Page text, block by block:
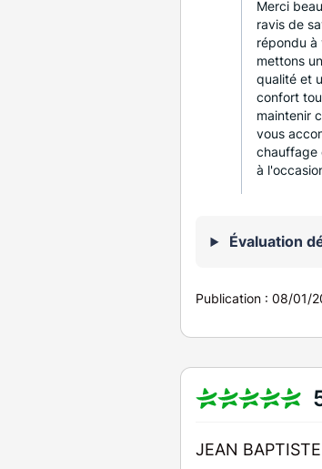
Merci
ravis de
répondu à
mettons
qualité et
confort
maintenir
vous
chauffage
à
Évaluation
Publication :08/01/
JEAN